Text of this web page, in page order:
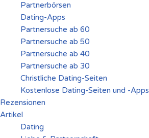
Partnerbörsen
Dating-Apps
Partnersuche ab 60
Partnersuche ab 50
Partnersuche ab 40
Partnersuche ab 30
Christliche Dating-Seiten
Kostenlose Dating-Seiten und -Apps
Rezensionen
Artikel
Dating